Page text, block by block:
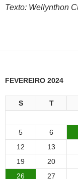
Texto: Wellynthon
FEVEREIRO 2024
S T
5
6
12
13
19
20
26
27